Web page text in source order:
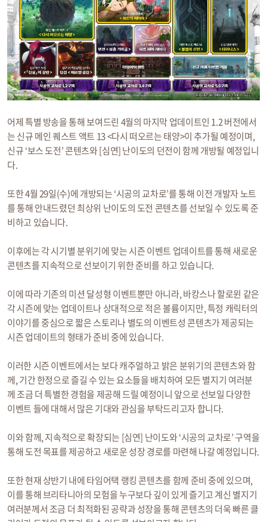
어제 특별 방송을 통해 보여드린 4월의 마지막 업데이트인 1.2 버전에서
는 신규 메인 퀘스트 액트 13 <다시 떠오르는 태양>이 추가될 예정이며,
신규 ‘보스 도전’ 콘텐츠와 [심연] 난이도의 던전이 함께 개방될 예정입니
다.
또한 4월 29일(수)에 개방되는 ‘시공의 교차로’를 통해 이전 개발자 노트
를 통해 안내드렸던 최상위 난이도의 도전 콘텐츠를 선보일 수 있도록 준
비하고 있습니다.
이후에는 각 시기별 분위기에 맞는 시즌 이벤트 업데이트를 통해 새로운
콘텐츠를 지속적으로 선보이기 위한 준비를 하고 있습니다.
이에 따라 기존의 미션 달성형 이벤트뿐만 아니라, 바캉스나 할로윈 같은
각 시즌에 맞는 업데이트나 상대적으로 적은 볼륨이지만, 특정 캐릭터의
이야기를 중심으로 짧은 스토리나 별도의 이벤트성 콘텐츠가 제공되는
시즌 업데이트의 형태가 준비 중에 있습니다.
이러한 시즌 이벤트에서는 보다 캐주얼하고 밝은 분위기의 콘텐츠와 함
께, 기간 한정으로 즐길 수 있는 요소들을 배치하여 모든 별지기 여러분
께 조금 더 특별한 경험을 제공해 드릴 예정이니 앞으로 선보일 다양한
이벤트 들에 대해서 많은 기대와 관심을 부탁드리고자 합니다.
이와 함께, 지속적으로 확장되는 [심연] 난이도와 ‘시공의 교차로’ 구역을
통해 도전 목표를 제공하고 새로운 성장 경로를 마련해 나갈 예정입니다.
또한 현재 상반기 내에 타임어택 랭킹 콘텐츠를 함께 준비 중에 있으며,
이를 통해 브리타니아의 모험을 누구보다 깊이 있게 즐기고 계신 별지기
여러분께서 조금 더 최적화된 공략과 성장을 통해 콘텐츠의 더욱 빠른 클